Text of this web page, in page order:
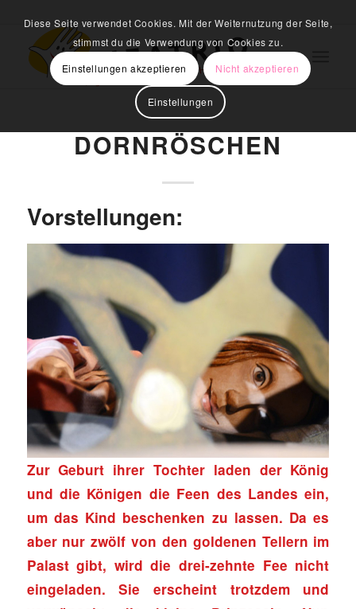
DORNRÖSCHEN
Vorstellungen:
Zur Geburt ihrer Tochter laden der König
und die Königen die Feen des Landes ein,
um das Kind beschenken zu lassen. Da es
aber nur zwölf von den goldenen Tellern im
Palast gibt, wird die drei-zehnte Fee nicht
eingeladen. Sie erscheint trotzdem und
Diese Seite verwendet Cookies. Mit der Weiternutzung der Seite,
stimmst du die Verwendung von Cookies zu.
Einstellungen akzeptieren
Nicht akzeptieren
Einstellungen